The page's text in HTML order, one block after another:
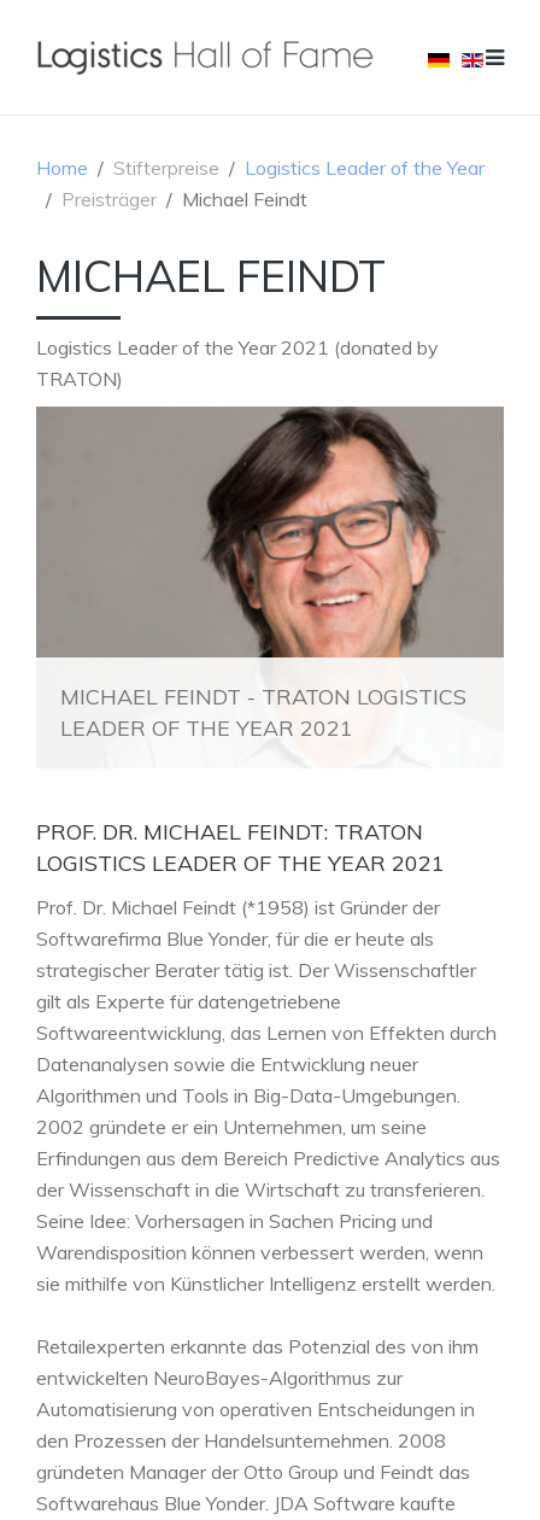
Home Stifterpreise
Logistics Leader of the Year
Preisträger
Michael Feindt
MICHAEL FEINDT
Logistics Leader of the Year 2021 (donated by
TRATON)
MICHAEL FEINDT - TRATON LOGISTICS
LEADER OF THE YEAR 2021
PROF. DR. MICHAEL FEINDT: TRATON
LOGISTICS LEADER OF THE YEAR 2021
Prof. Dr. Michael Feindt (*1958) ist Gründer der
Softwarefirma Blue Yonder, für die er heute als
strategischer Berater tätig ist. Der Wissenschaftler
gilt als Experte für datengetriebene
Softwareentwicklung, das Lernen von Effekten durch
Datenanalysen sowie die Entwicklung neuer
Algorithmen und Tools in Big-Data-Umgebungen.
2002 gründete er ein Unternehmen, um seine
Erfindungen aus dem Bereich Predictive Analytics aus
der Wissenschaft in die Wirtschaft zu transferieren.
Seine Idee: Vorhersagen in Sachen Pricing und
Warendisposition können verbessert werden, wenn
sie mithilfe von Künstlicher Intelligenz erstellt werden.
Retailexperten erkannte das Potenzial des von ihm
entwickelten NeuroBayes-Algorithmus zur
Automatisierung von operativen Entscheidungen in
den Prozessen der Handelsunternehmen. 2008
gründeten Manager der Otto Group und Feindt das
Softwarehaus Blue Yonder. JDA Software kaufte